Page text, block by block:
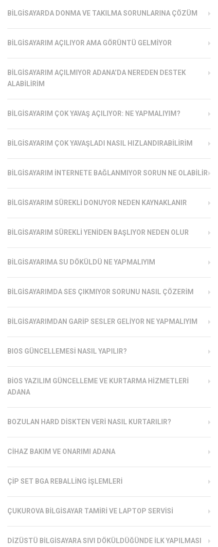
BILGISAYARDA DONMA VE TAKILMA SORUNLARINA ÇÖZÜM
BILGISAYARIM AÇILIYOR AMA GÖRÜNTÜ GELMIYOR
BILGISAYARIM AÇILMIYOR ADANA’DA NEREDEN DESTEK
ALABILIRIM
BILGISAYARIM ÇOK YAVAŞ AÇILIYOR: NE YAPMALIYIM?
BILGISAYARIM ÇOK YAVAŞLADI NASIL HIZLANDIRABILIRIM
BILGISAYARIM İNTERNETE BAĞLANMIYOR SORUN NE OLABILIR
BILGISAYARIM SÜREKLI DONUYOR NEDEN KAYNAKLANIR
BILGISAYARIM SÜREKLI YENIDEN BAŞLIYOR NEDEN OLUR
BILGISAYARIMA SU DÖKÜLDÜ NE YAPMALIYIM
BILGISAYARIMDA SES ÇIKMIYOR SORUNU NASIL ÇÖZERIM
BILGISAYARIMDAN GARIP SESLER GELIYOR NE YAPMALIYIM
BIOS GÜNCELLEMESI NASIL YAPILIR?
BIOS YAZILIM GÜNCELLEME VE KURTARMA HIZMETLERI
ADANA
BOZULAN HARD DISKTEN VERI NASIL KURTARILIR?
CIHAZ BAKIM VE ONARIMI ADANA
ÇIP SET BGA REBALLING İŞLEMLERI
ÇUKUROVA BILGISAYAR TAMIRI VE LAPTOP SERVISI
DIZÜSTÜ BILGISAYARA SIVI DÖKÜLDÜĞÜNDE İLK YAPILMASI